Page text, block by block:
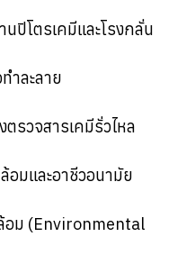
นปิโตรเคมีและโรงกลั่น
ำละลาย
รวจสารเคมีรั่วไหล
มและอาชีวอนามัย
อม (Environmental